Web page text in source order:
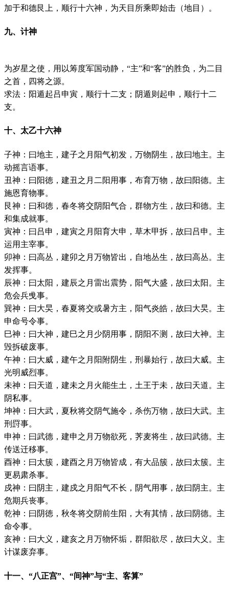
加于和德艮上，顺行十六神，为天目所乘即始击（地目）。
九、计神
为岁星之使，用以筹度军国动静，“主”和“客”的胜负，为二目
之首，四将之源。
求法：阳遁起吕申寅，顺行十二支；阴遁则起申，顺行十二
支。
十、太乙十六神
子神：曰地主，建子之月阳气初发，万物阴生，故曰地主。主
动摇言语事。
丑神：曰阳徳，建丑之月二阳用事，布育万物，故曰阳德。主
施恩育物事。
艮神：曰和徳，春冬将交阴阳气合，群物方生，故曰和德。主
和集成就事。
寅神：曰吕申，建寅之月阳育大申，草木甲拆，故曰吕申。主
运用主宰事。
卯神：曰高丛，建卯之月万物皆出，自地丛生，故曰高丛。主
发挥事。
辰神：曰太阳，建辰之月雷出震势，阳气大盛，故曰太阳。主
危会兵曵事。
巽神：曰大旲，春夏将交或暑方主，阳气炎皓，故曰大旲。主
申命号令事。
巳神：曰大神，建巳之月少阴用事，阴阳不测，故曰大神。主
毁拆破废事。
午神：曰大威，建午之月阳附阴生，刑暴始行，故曰大威。主
光明威烈事。
未神：曰天道，建未之月火能生土，土王于未，故曰天道。主
阴私事。
坤神：曰大武，夏秋将交阴气施令，杀伤万物，故曰大武。主
刑罸事。
申神：曰武德，建申之月万物欲死，荠麦将生，故曰武德。主
传送迁移事。
酉神：曰太簇，建酉之月万物皆成，有大品簇，故曰太簇。主
更易肃杀事。
戍神：曰阴主，建戍之月阳气不长，阴气用事，故曰阴主。主
危期兵丧事。
乾神：曰阴徳，秋冬将交阴前生阳，大有其情，故曰阴德。主
命令事。
亥神：曰大义，建亥之月万物怀垢，群阳欲尽，故曰大义。主
计谋废弃事。
十一、“八正宫”、“间神”与“主、客算”